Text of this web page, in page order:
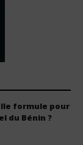
formule pour
du Bénin ?